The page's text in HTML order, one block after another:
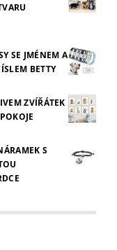
SE JMÉNEM A
BETTY
ZVÍŘÁTEK
S